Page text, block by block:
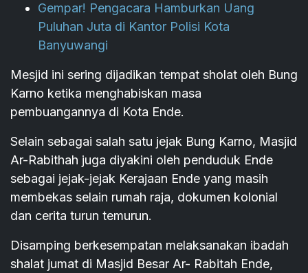
Gempar! Pengacara Hamburkan Uang
Puluhan Juta di Kantor Polisi Kota
Banyuwangi
Mesjid ini sering dijadikan tempat sholat oleh Bung
Karno ketika menghabiskan masa
pembuangannya di Kota Ende.
Selain sebagai salah satu jejak Bung Karno, Masjid
Ar-Rabithah juga diyakini oleh penduduk Ende
sebagai jejak-jejak Kerajaan Ende yang masih
membekas selain rumah raja, dokumen kolonial
dan cerita turun temurun.
Disamping berkesempatan melaksanakan ibadah
shalat jumat di Masjid Besar Ar- Rabitah Ende,